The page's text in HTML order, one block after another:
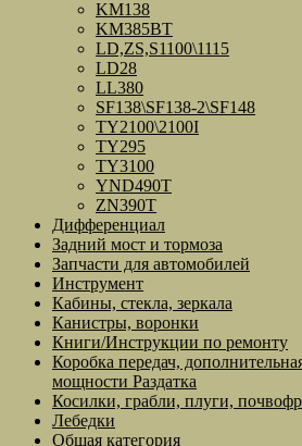
KM138
KM385BT
LD,ZS,S1100\1115
LD28
LL380
SF138\SF138-2\SF148
TY2100\2100I
TY295
TY3100
YND490T
ZN390T
Дифференциал
Задний мост и тормоза
Запчасти для автомобилей
Инструмент
Кабины, стекла, зеркала
Канистры, воронки
Книги/Инструкции по ремонту
Коробка передач,
мощности Раздатка
Косилки, грабли, плуги,
Лебедки
Общая категория